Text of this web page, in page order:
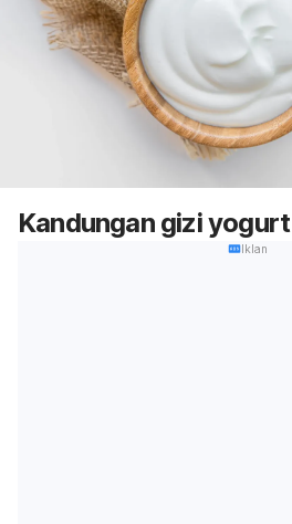
Kandungan gizi yogurt
Iklan